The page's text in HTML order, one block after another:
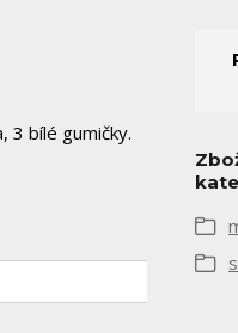
3 bílé gumičky.